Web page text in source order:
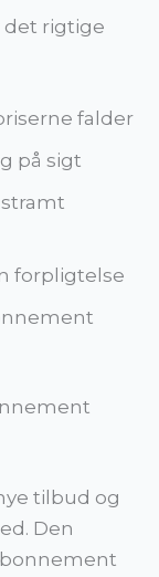
rigtige
falder
på sigt
forpligtelse
tilbud og
Den